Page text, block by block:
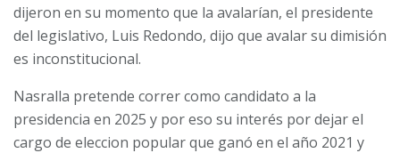
dijeron en su momento que la avalarían, el presidente
del legislativo, Luis Redondo, dijo que avalar su dimisión
es inconstitucional.
Nasralla pretende correr como candidato a la
presidencia en 2025 y por eso su interés por dejar el
cargo de eleccion popular que ganó en el año 2021 y